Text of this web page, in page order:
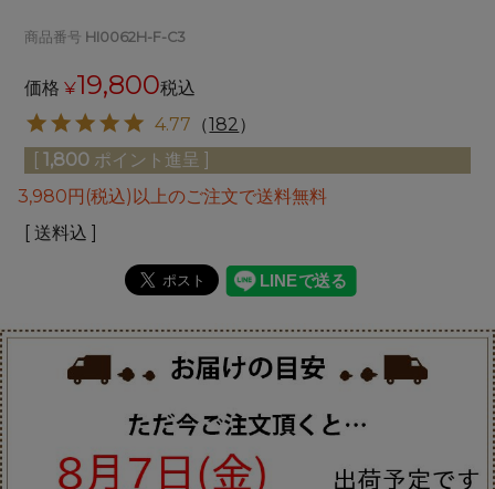
商品番号 HI0062H-F-C3
価格 ¥19,800税込
4.77 （182）
[ 1,800 ポイント進呈 ]
3,980円(税込)以上のご注文で送料無料
送料込